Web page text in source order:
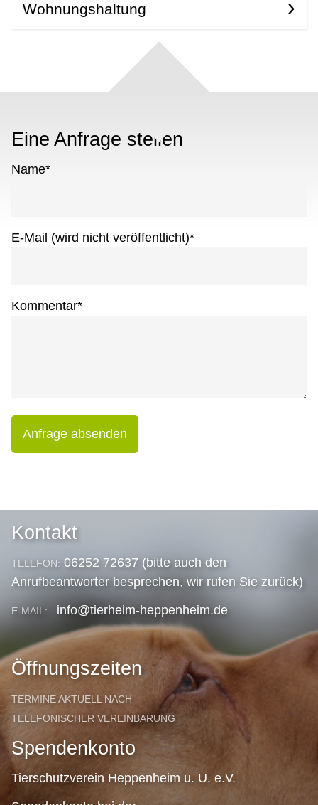
Wohnungshaltung
Eine Anfrage stellen
Name*
E-Mail (wird nicht veröffentlicht)*
Kommentar*
Anfrage absenden
Kontakt
TELEFON: 06252 72637 (bitte auch den
Anrufbeantworter besprechen, wir rufen Sie zurück)
E-MAIL: info@tierheim-heppenheim.de
Öffnungszeiten
TERMINE AKTUELL NACH
TELEFONISCHER VEREINBARUNG
Spendenkonto
Tierschutzverein Heppenheim u. U. e.V.